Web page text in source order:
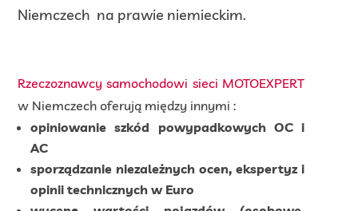
Niemczech na prawie niemieckim.
Rzeczoznawcy samochodowi sieci MOTOEXPERT
w Niemczech oferują między innymi :
opiniowanie szkód powypadkowych OC i
AC
sporządzanie niezależnych ocen, ekspertyz i
opinii technicznych w Euro